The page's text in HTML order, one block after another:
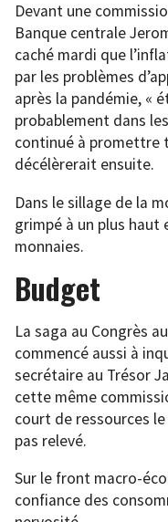
Devant une
Banque centrale
caché mardi que
par les problèmes
après la pandémie, «
probablement dans
continué à promettre
décélèrerait ensuite.
Dans le sillage de la
grimpé à un plus haut
monnaies.
Budget
La saga au Congrès
commencé aussi à
secrétaire au Trésor
cette même
court de ressources
pas relevé.
Sur le front macro-
confiance des